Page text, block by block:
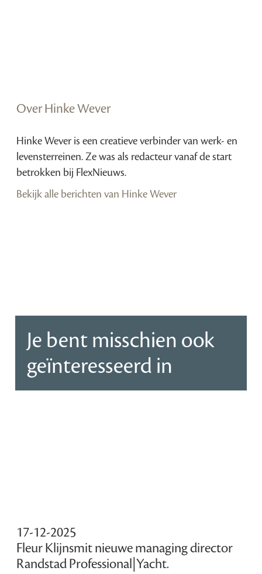
Over Hinke Wever
Hinke Wever is een creatieve verbinder van werk- en
levensterreinen. Ze was als redacteur vanaf de start
betrokken bij FlexNieuws.
Bekijk alle berichten van Hinke Wever
Je bent misschien ook
geïnteresseerd in
17-12-2025
Fleur Klijnsmit nieuwe managing director
Randstad Professional|Yacht.